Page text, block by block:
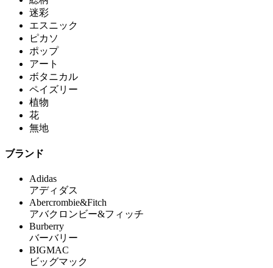
迷彩
エスニック
ピカソ
ポップ
アート
ボタニカル
ペイズリー
植物
花
無地
ブランド
Adidas
アディダス
Abercrombie&Fitch
アバクロンビー&フィッチ
Burberry
バーバリー
BIGMAC
ビッグマック